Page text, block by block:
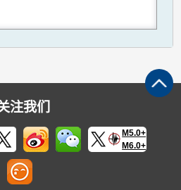
注我们
M5.0+
M6.0+